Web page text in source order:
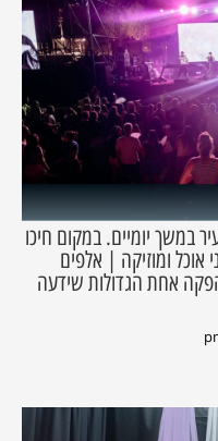
במשך יומיים. במקום חיכו
אוכל ומוזיקה | אלפים
אחת הגדולות שידעה